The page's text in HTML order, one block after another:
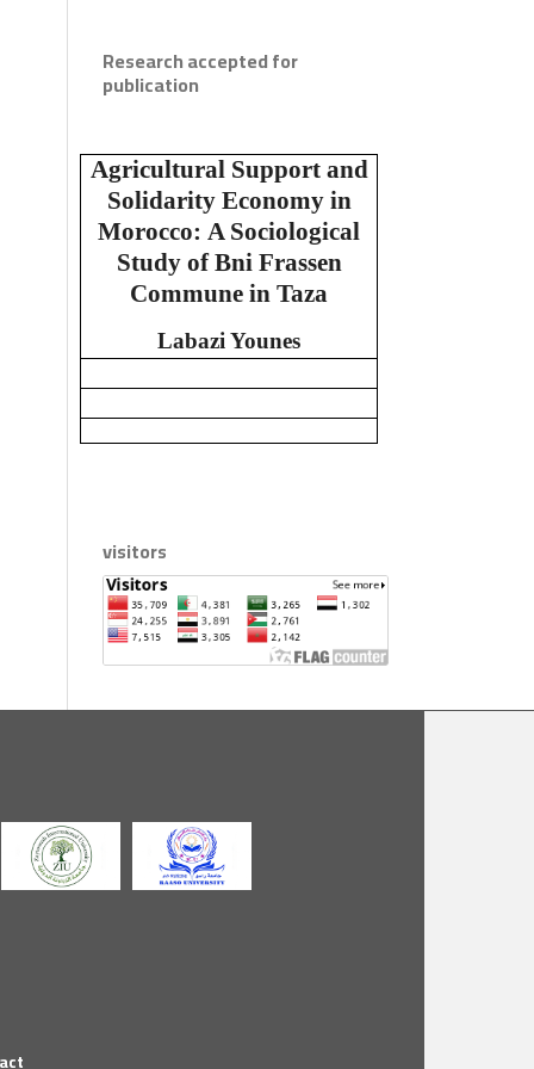
Research accepted for
publication
Agricultural Support and
Solidarity Economy in
Morocco: A Sociological
Study of Bni Frassen
Commune in Taza
Labazi Younes
visitors